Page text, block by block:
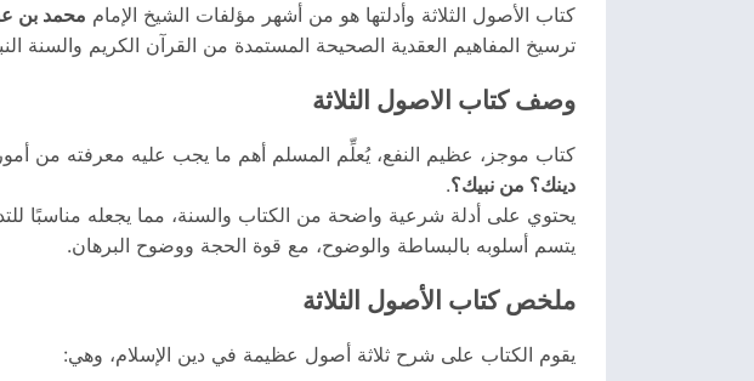
كتاب الأصول الثلاثة وأدلتها هو من أشهر مؤلفات الشيخ الإمام محمد بن
ترسيخ المفاهيم العقدية الصحيحة المستمدة من القرآن الكريم والسنة
وصف كتاب الاصول الثلاثة
كتاب موجز، عظيم النفع، يُعلِّم المسلم أهم ما يجب عليه معرفته من
دينك؟ من نبيك؟.
يحتوي على أدلة شرعية واضحة من الكتاب والسنة، مما يجعله مناسبًا
يتسم أسلوبه بالبساطة والوضوح، مع قوة الحجة ووضوح البرهان.
ملخص كتاب الأصول الثلاثة
يقوم الكتاب على شرح ثلاثة أصول عظيمة في دين الإسلام، وهي: